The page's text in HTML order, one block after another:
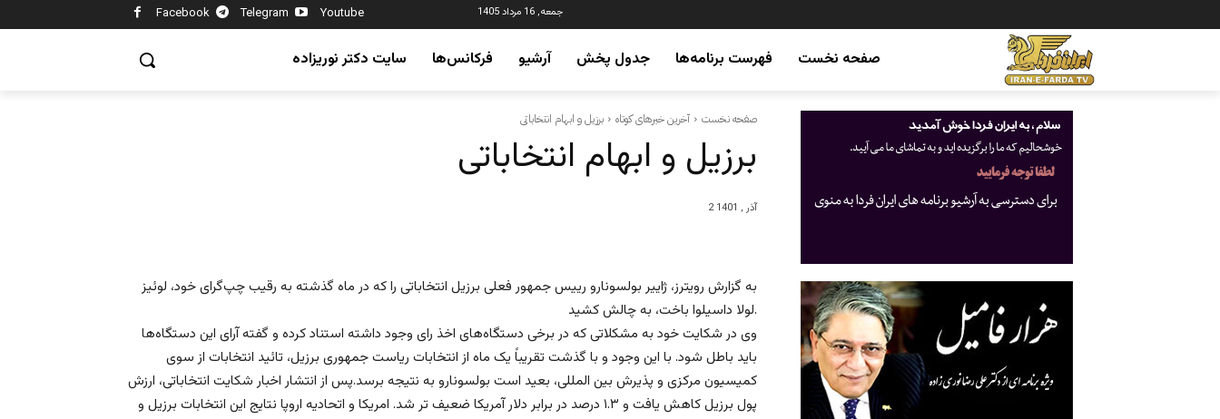
Facebook Telegram Youtube جمعه, 16 مرداد 1405
صفحه نخست فهرست برنامه‌ها جدول پخش آرشیو فرکانس‌ها سایت دکتر نوریزاده
صفحه نخست آخرین خبرهای کوتاه برزیل و ابهام انتخاباتی
برزیل و ابهام انتخاباتی
2 آذر , 1401
به گزارش رویترز، ژاییر بولسونارو رییس جمهور فعلی برزیل انتخاباتی را که در ماه گذشته به رقیب چپ‌گرای خود، لوئیز
لولا داسیلوا باخت، به چالش کشید.
وی در شکایت خود به مشکلاتی که در برخی دستگاه‌های اخذ رای وجود داشته استناد کرده و گفته آرای این دستگاه‌ها
باید باطل شود. با این وجود و با گذشت تقریباً یک ماه از انتخابات ریاست جمهوری برزیل، تائید انتخابات از سوی
کمیسیون مرکزی و پذیرش بین المللی، بعید است بولسونارو به نتیجه برسد.پس از انتشار اخبار شکایت انتخاباتی، ارزش
پول برزیل کاهش یافت و ۱.۳ درصد در برابر دلار آمریکا ضعیف تر شد. امریکا و اتحادیه اروپا نتایج این انتخابات برزیل و